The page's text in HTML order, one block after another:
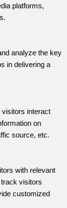
platforms,
analyze the key
in delivering a
interact
on
source, etc.
with relevant
visitors
customized